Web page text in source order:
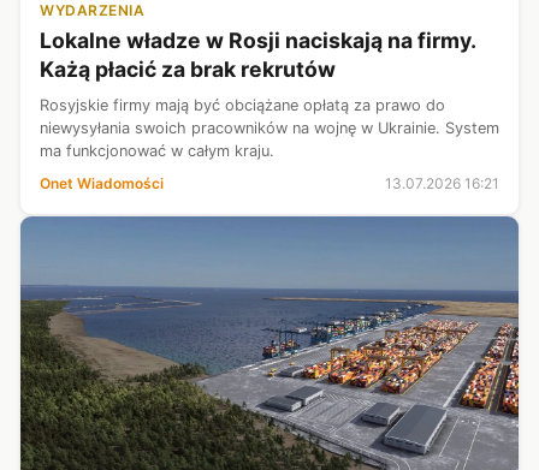
WYDARZENIA
Lokalne władze w Rosji naciskają na firmy.
Każą płacić za brak rekrutów
Rosyjskie firmy mają być obciążane opłatą za prawo do
niewysyłania swoich pracowników na wojnę w Ukrainie. System
ma funkcjonować w całym kraju.
Onet Wiadomości
13.07.2026 16:21